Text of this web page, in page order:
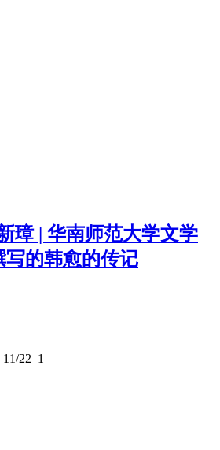
璋 | 华南师范大学文学
写的韩愈的传记
11/22 1